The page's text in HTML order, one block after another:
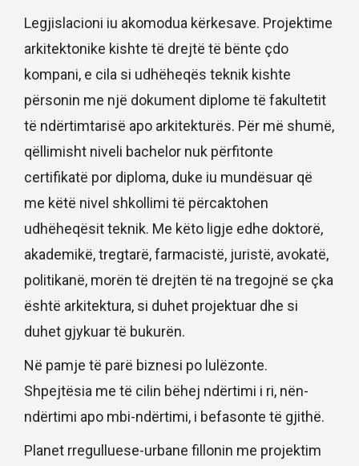
Legjislacioni iu akomodua kërkesave. Projektime
arkitektonike kishte të drejtë të bënte çdo
kompani, e cila si udhëheqës teknik kishte
përsonin me një dokument diplome të fakultetit
të ndërtimtarisë apo arkitekturës. Për më shumë,
qëllimisht niveli bachelor nuk përfitonte
certifikatë por diploma, duke iu mundësuar që
me këtë nivel shkollimi të përcaktohen
udhëheqësit teknik. Me këto ligje edhe doktorë,
akademikë, tregtarë, farmacistë, juristë, avokatë,
politikanë, morën të drejtën të na tregojnë se çka
është arkitektura, si duhet projektuar dhe si
duhet gjykuar të bukurën.
Në pamje të parë biznesi po lulëzonte.
Shpejtësia me të cilin bëhej ndërtimi i ri, nën-
ndërtimi apo mbi-ndërtimi, i befasonte të gjithë.
Planet rregulluese-urbane fillonin me projektim